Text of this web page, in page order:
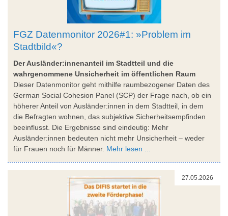
FGZ Datenmonitor 2026#1: »Problem im
Stadtbild«?
Der Ausländer:innenanteil im Stadtteil und die
wahrgenommene Unsicherheit im öffentlichen Raum
Dieser Datenmonitor geht mithilfe raumbezogener Daten des
German Social Cohesion Panel (SCP) der Frage nach, ob ein
höherer Anteil von Ausländer:innen in dem Stadtteil, in dem
die Befragten wohnen, das subjektive Sicherheitsempfinden
beeinflusst. Die Ergebnisse sind eindeutig: Mehr
Ausländer:innen bedeuten nicht mehr Unsicherheit – weder
für Frauen noch für Männer. Mehr lesen ...
27.05.2026